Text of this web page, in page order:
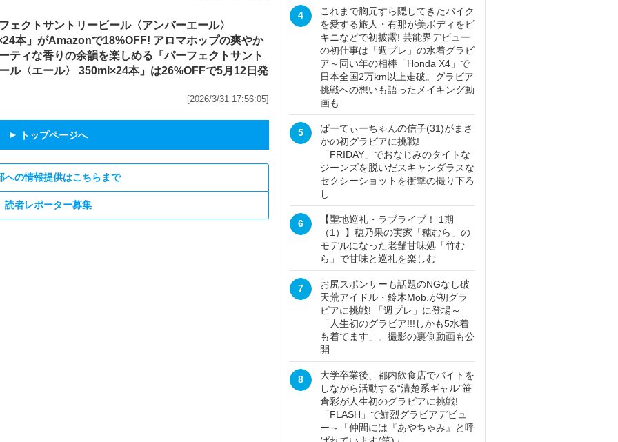
ェクトサントリービール〈アンバーエール〉
本」がAmazonで18%OFF! アロマホップの爽やか
ティな香りの余韻を楽しめる「パーフェクトサント
ル〈エール〉 350ml×24本」は26%OFFで5月12日発
[2026/3/31 17:56:05]
▲ トップページへ
への情報提供はこちらまで
読者レポーター募集
4
これまで胸元すら隠してきたバイク
を愛する旅人・有那が美ボディをビ
キニなどで初披露! 芸能界デビュー
の初仕事は「週プレ」の水着グラビ
ア～同い年の相棒「Honda X4」で
日本全国2万km以上走破。グラビア
挑戦への想いも語ったメイキング動
画も
5
ぱーてぃーちゃんの信子(31)がまさ
かの初グラビアに挑戦!
「FRIDAY」でおなじみのタイトな
ジーンズを脱いだスキャンダラスな
セクシーショットを衝撃の撮り下ろ
し
6
【聖地巡礼・ラブライブ！ 1期
（1）】穂乃果の実家「穂むら」の
モデルになった老舗甘味処「竹む
ら」で甘味と巡礼を楽しむ
7
お尻スポンサーも話題のNGなし破
天荒アイドル・鈴木Mob.が初グラ
ビアに挑戦! 「週プレ」に登場～
「人生初のグラビア!!!しかも5水着
も着てます」。撮影の裏側動画も公
開
8
大学卒業後、都内飲食店でバイトを
しながら活動する“清楚系ギャル”笹
倉彩が人生初のグラビアに挑戦!
「FLASH」で鮮烈グラビアデビュ
ー～「仲間には『あやちゃみ』と呼